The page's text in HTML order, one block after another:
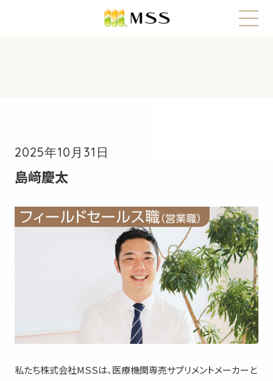
2025年10月31日
島﨑慶太
私たち株式会社MＳＳは、医療機関専売サプリメントメーカーと